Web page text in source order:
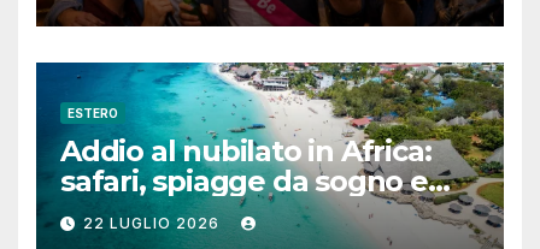
ESTERO
Addio al nubilato in Africa:
safari, spiagge da sogno e
città magiche
22 LUGLIO 2026